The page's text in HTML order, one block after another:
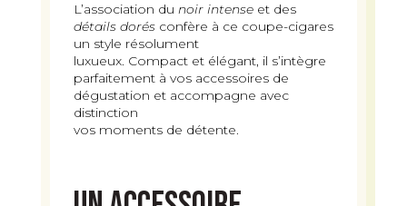
L’association du noir intenseet des
détails dorésconfère à ce coupe-cigares
un style résolument
luxueux. Compact et élégant, il s’intègre
parfaitement à vos accessoires de
dégustation et accompagne avec
distinction
vos moments de détente.